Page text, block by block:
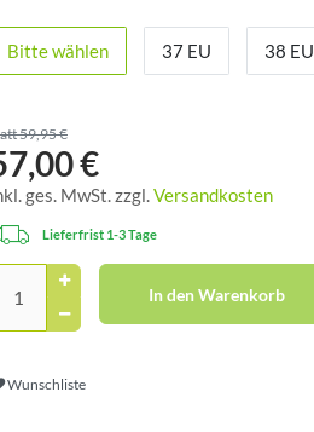
Bitte wählen 37 EU 38 EU
59,95 €
€
ges. MwSt. zzgl.Versandkosten
Lieferfrist 1-3 Tage
In den Warenkorb
Wunschliste